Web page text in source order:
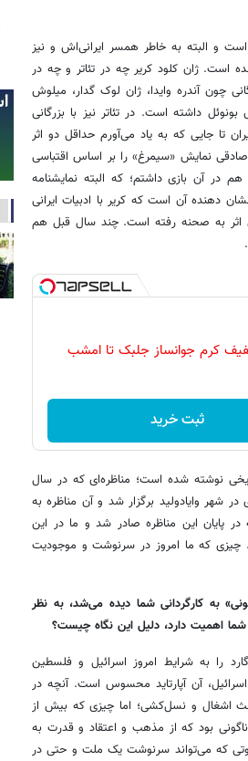
است و البته به خاطر همسر ایرانی‌اش و نیز
است. ژان کلود کریر چه در تئاتر و چه در
چون آندره وایدا، ژان لوک گدار، میلوش
داشته است. در تئاتر نیز با بزرگانی
تا جایی که به یاد می‌آورم حداقل دو اثر
بود که دکتر قطب‌الدین صادقی نمایش «سیمرغ» را بر اساس اقتباسی
در آن بازی داشتم؛ که البته نمایشنامه
دهنده آن است که کریر با ادبیات ایرانی
اثر به صحنه رفته است. چند سال قبل هم
ثبت خرید
نوشته شده است؛ مناظره‌ای که در سال
شهر وایادولید برگزار شد و آن مناظره به
پایان این مناظره صادر شد و ما در این
چیزی که ما امروز در سرنوشت و موجودیت
به کارگردانی شما دیده می‌شد، به نظر
اهمیت دارد، دلیل این نگاه چیست؟
را به شرایط امروز اسرائیل و فلسطین
آن آپارتاید محسوس است. آنچه در
بحث اشغال و نسل‌کشی؛ اما چیزی که بیش از
بود که از مذهب و اعتقاد و قدرت به
که می‌تواند سرنوشت یک ملت و حتی در